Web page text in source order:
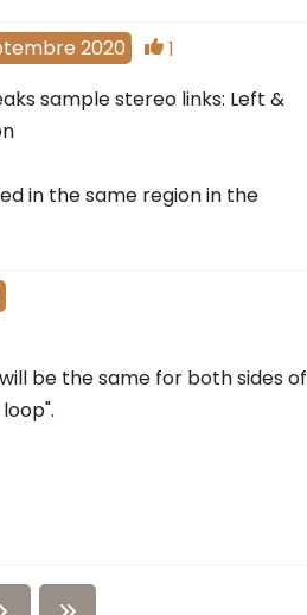
2020
1
sample stereo links: Left &
in the same region in the
be the same for both sides of